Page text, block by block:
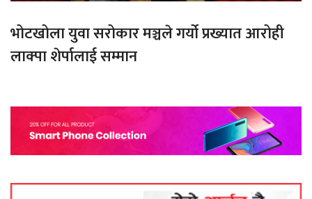
भोटखोला युवा सरोकार मञ्चले गर्यो प्रख्यात आरोही
लाक्पा शेर्पालाई सम्मान